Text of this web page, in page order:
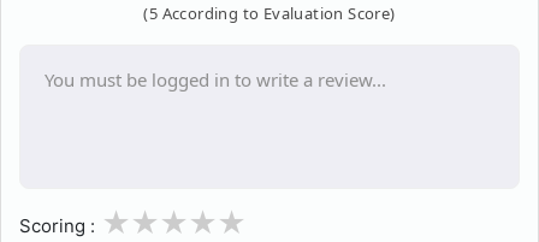
(5 According to Evaluation Score)
Scoring : 3
2
1